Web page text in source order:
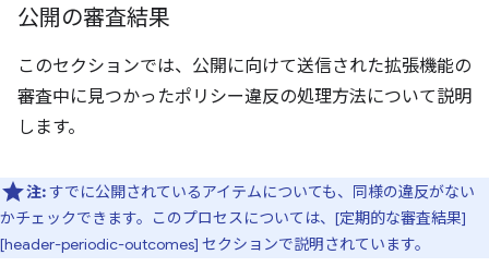
公開の審査結果
このセクションでは、公開に向けて送信された拡張機能の
審査中に見つかったポリシー違反の処理方法について説明
します。
注:すでに公開されているアイテムについても、同様の違反がない
かチェックできます。このプロセスについては、[定期的な審査結果]
[header-periodic-outcomes] セクションで説明されています。